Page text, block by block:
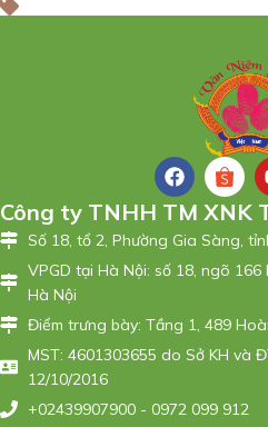
Công ty TNHH TM XNK
Số 18, tổ 2, Phường Gia Sàng,
VPGD tại Hà Nội: số 18, ngõ
Hà Nội
Điểm trưng bày: Tầng 1, 489
MST: 4601303655 do Sở KH và
12/10/2016
+02439907900 - 0972 099 912